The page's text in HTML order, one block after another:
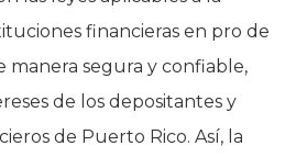
financieras en pro de
manera segura y confiable,
de los depositantes y
de Puerto Rico. Así, la